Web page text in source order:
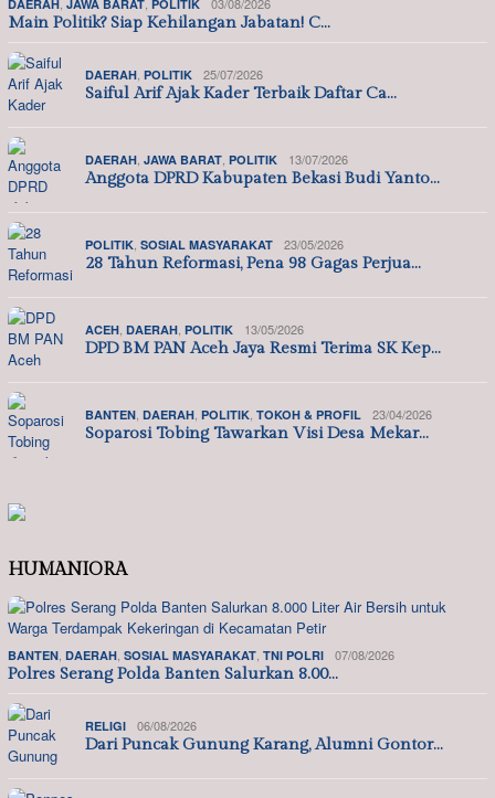
DAERAH, JAWA BARAT, POLITIK 03/08/2026
Main Politik? Siap Kehilangan Jabatan! C…
DAERAH, POLITIK 25/07/2026
Saiful Arif Ajak Kader Terbaik Daftar Ca…
DAERAH, JAWA BARAT, POLITIK 13/07/2026
Anggota DPRD Kabupaten Bekasi Budi Yanto…
POLITIK, SOSIAL MASYARAKAT 23/05/2026
28 Tahun Reformasi, Pena 98 Gagas Perjua…
ACEH, DAERAH, POLITIK 13/05/2026
DPD BM PAN Aceh Jaya Resmi Terima SK Kep…
BANTEN, DAERAH, POLITIK, TOKOH & PROFIL 23/04/2026
Soparosi Tobing Tawarkan Visi Desa Mekar…
HUMANIORA
BANTEN DAERAH SOSIAL MASYARAKAT TNI POLRI 07/08/2026
Polres Serang Polda Banten Salurkan 8.00…
RELIGI 06/08/2026
Dari Puncak Gunung Karang, Alumni Gontor…